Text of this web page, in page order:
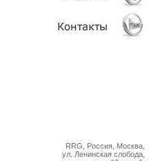
АНАЛИТИКА
КЛИЕНТЫ
RRG, Россия, Москва,
ул. Ленинская слобода,